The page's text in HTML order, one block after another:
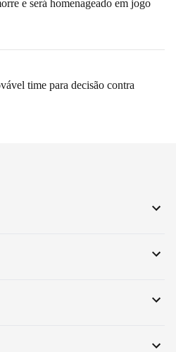
e será homenageado em jogo
time para decisão contra